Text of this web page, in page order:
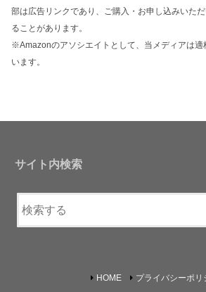
部は広告リンクであり、ご購入・お申し込みいた
ることがあります。
※Amazonのアソシエイトとして、当メディアは適
います。
サイト内検索
HOME プライバシーポリ